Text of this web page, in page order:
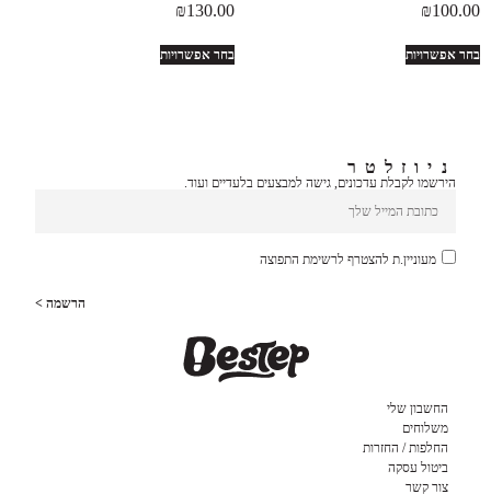
₪100.00
בחר אפשרויות
₪130.00
בחר אפשרויות
החשבון שלי
משלוחים
החלפות / החזרות
ביטול עסקה
צור קשר
ניוזלטר
הירשמו לקבלת עדכונים, גישה למבצעים בלעדיים ועוד.
מעוניין.ת להצטרף לרשימת התפוצה
הרשמה >